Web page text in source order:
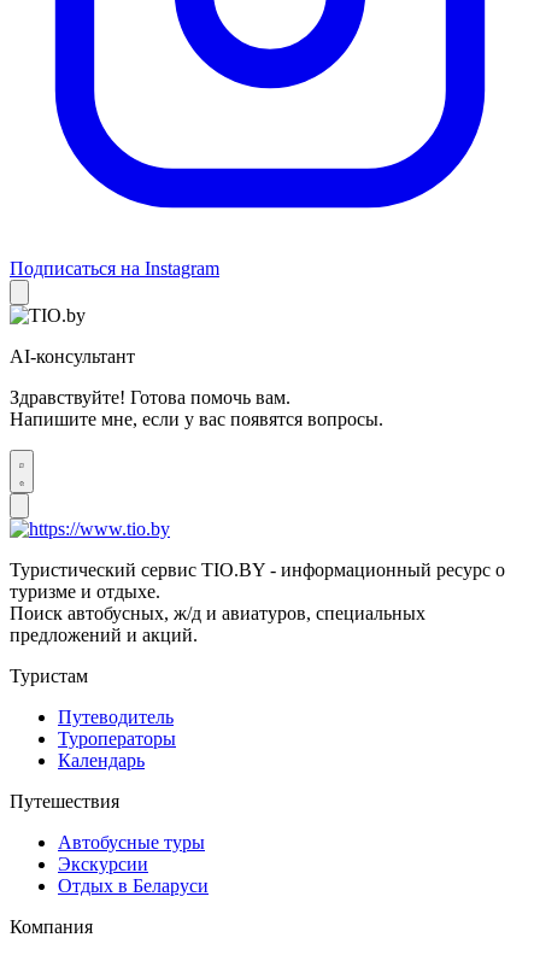
Подписаться на Instagram
AI-консультант
Здравствуйте! Готова помочь вам.
Напишите мне, если у вас появятся вопросы.
Туристический сервис TIO.BY - информационный ресурс о
туризме и отдыхе.
Поиск автобусных, ж/д и авиатуров, специальных
предложений и акций.
Туристам
Путеводитель
Туроператоры
Календарь
Путешествия
Автобусные туры
Экскурсии
Отдых в Беларуси
Компания